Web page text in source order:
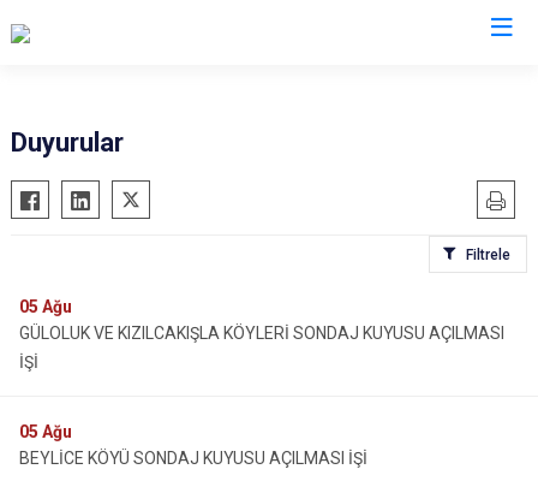
Alaca
Bayat
Dodurga
İskilip
Kargı
Sungurlu
Duyurular
Filtrele
05 Ağu
GÜLOLUK VE KIZILCAKIŞLA KÖYLERİ SONDAJ KUYUSU AÇILMASI
İŞİ
05 Ağu
BEYLİCE KÖYÜ SONDAJ KUYUSU AÇILMASI İŞİ